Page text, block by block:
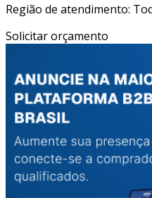
Região de atendimento:
Solicitar orçamento